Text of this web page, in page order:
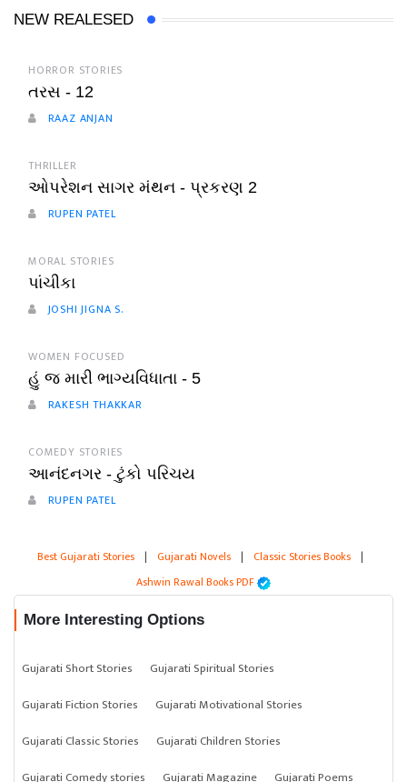
NEW REALESED
HORROR STORIES
તરસ - 12
RAAZ ANJAN
THRILLER
ઓપરેશન સાગર મંથન - પ્રકરણ 2
RUPEN PATEL
MORAL STORIES
પાંચીકા
JOSHI JIGNA S.
WOMEN FOCUSED
હું જ મારી ભાગ્યવિધાતા - 5
RAKESH THAKKAR
COMEDY STORIES
આનંદનગર - ટુંકો પરિચય
RUPEN PATEL
Best Gujarati Stories | Gujarati Novels | Classic Stories Books |
Ashwin Rawal Books PDF
More Interesting Options
Gujarati Short Stories
Gujarati Spiritual Stories
Gujarati Fiction Stories
Gujarati Motivational Stories
Gujarati Classic Stories
Gujarati Children Stories
Gujarati Comedy stories
Gujarati Magazine
Gujarati Poems